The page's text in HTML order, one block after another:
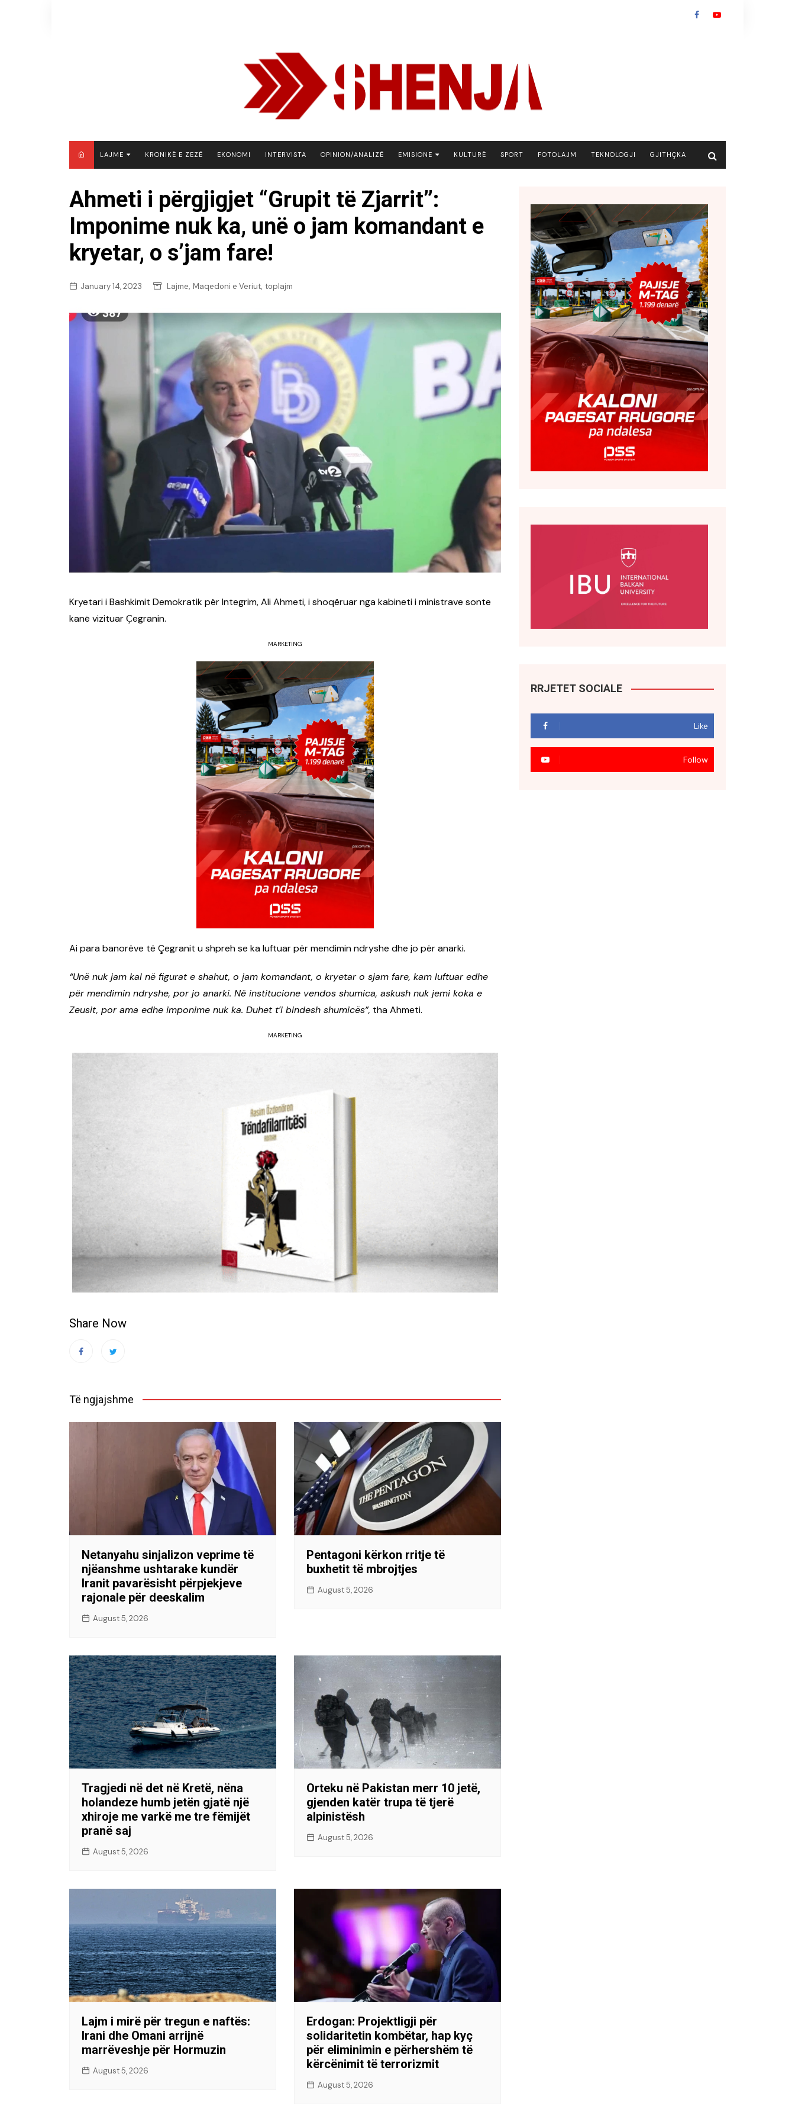
LAJME
KOSOVË
SHQIPËRI
BOTË
KRONIKË E ZEZË EKONOMI INTERVISTA OPINION/ANALIZË EMISIONE
BOTA NE FOKUS
EKONOMIKS
INTERVISTA EMISION
KU E KISHIM FJALEN
LIGJERATE FETARE
PARADITE ME NE
PIKËPAMJE
KULTURË SPORT FOTOLAJM TEKNOLOGJI GJITHÇKA
Ahmeti i përgjigjet “Grupit të Zjarrit”:
Imponime nuk ka, unë o jam komandant e
kryetar, o s’jam fare!
January 14, 2023 Lajme, Maqedoni e Veriut, toplajm
Kryetari i Bashkimit Demokratik për Integrim, Ali Ahmeti, i shoqëruar nga kabineti i ministrave sonte
kanë vizituar Ҫegranin.
MARKETING
Ai para banorëve të Çegranit u shpreh se ka luftuar për mendimin ndryshe dhe jo për anarki.
“Unë nuk jam kal në figurat e shahut, o jam komandant, o kryetar o sjam fare, kam luftuar edhe
për mendimin ndryshe, por jo anarki. Në institucione vendos shumica, askush nuk jemi koka e
Zeusit, por ama edhe imponime nuk ka. Duhet t’i bindesh shumicës”, tha Ahmeti.
MARKETING
Share Now
Të ngjajshme
Netanyahu sinjalizon veprime të
njëanshme ushtarake kundër
Iranit pavarësisht përpjekjeve
rajonale për deeskalim
August 5, 2026
Pentagoni kërkon rritje të
buxhetit të mbrojtjes
August 5, 2026
Tragjedi në det në Kretë, nëna
holandeze humb jetën gjatë një
xhiroje me varkë me tre fëmijët
pranë saj
August 5, 2026
Orteku në Pakistan merr 10 jetë,
gjenden katër trupa të tjerë
alpinistësh
August 5, 2026
Lajm i mirë për tregun e naftës:
Irani dhe Omani arrijnë
marrëveshje për Hormuzin
August 5, 2026
Erdogan: Projektligji për
solidaritetin kombëtar, hap kyç
për eliminimin e përhershëm të
kërcënimit të terrorizmit
August 5, 2026
RRJETET SOCIALE
Like
Follow